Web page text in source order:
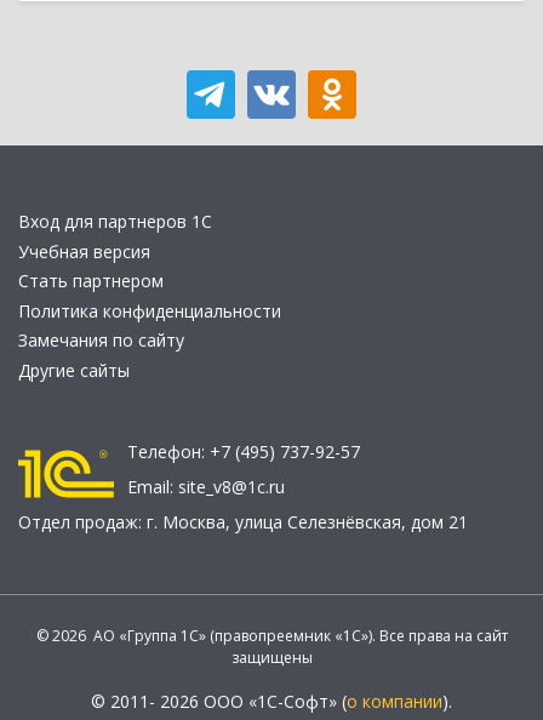
Вход для партнеров 1С
Учебная версия
Стать партнером
Политика конфиденциальности
Замечания по сайту
Другие сайты
Телефон: +7 (495) 737-92-57
Email: site_v8@1c.ru
Отдел продаж: г. Москва, улица Селезнёвская, дом 21
© 2026 АО «Группа 1С» (правопреемник «1С»). Все права на сайт
защищены
© 2011- 2026 ООО «1С-Софт» (о компании).